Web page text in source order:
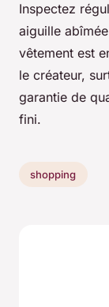
Inspectez
aiguille
vêtement est
le créateur,
garantie de
fini.
shopping